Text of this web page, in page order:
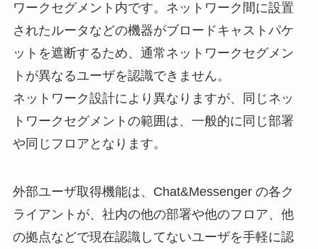
ワークセグメント内です。ネットワーク間に設置
されたルータなどの機器がブロードキャストパケ
ットを遮断するため、通常ネットワークセグメン
トが異なるユーザを認識できません。
ネットワーク設計により異なりますが、同じネッ
トワークセグメントの範囲は、一般的に同じ部署
や同じフロアとなります。
外部ユーザ取得機能は、Chat&Messenger の各ク
ライアントが、社内の他の部署や他のフロア、他
の拠点などで現在認識してないユーザを手軽に認